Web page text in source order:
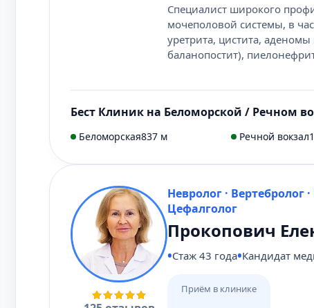
Специалист широкого
мочеполовой системы, в
уретрита, цистита,
баланопостит),
Бест Клиник на Беломорской / Речном
Беломорская837 м Речной вокзал
Невролог · Вертебролог
Цефалголог
Прокопович
Стаж 43 года Кандидат
Приём в клинике